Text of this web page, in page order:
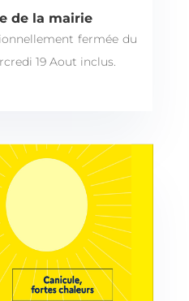
de la mairie
fermée du
19 Aout inclus.